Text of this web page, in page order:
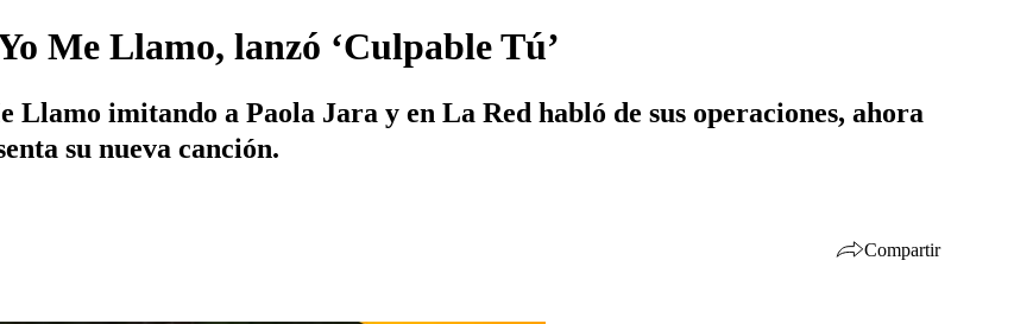
Me Llamo, lanzó ‘Culpable Tú’
imitando a Paola Jara y en La Red habló de sus operaciones, ahora
su nueva canción.
Compartir